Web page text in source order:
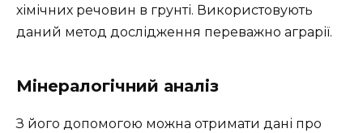
хімічних речовин в грунті. Використовують
даний метод дослідження переважно аграрії.
Мінералогічний аналіз
З його допомогою можна отримати дані про